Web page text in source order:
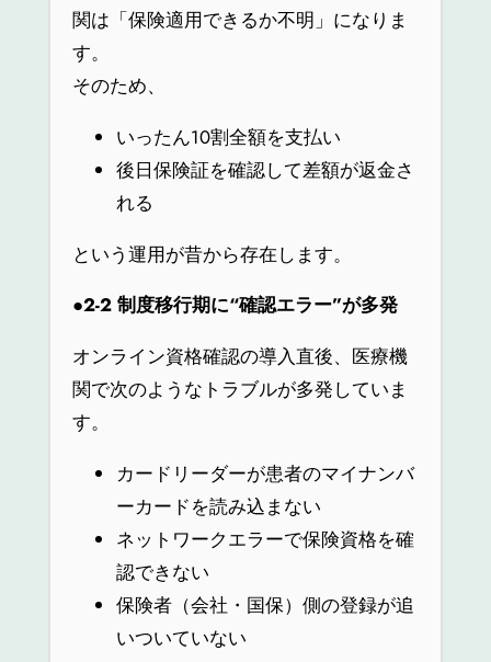
関は「保険適用できるか不明」になりま
す。
そのため、
いったん10割全額を支払い
後日保険証を確認して差額が返金さ
れる
という運用が昔から存在します。
●2-2 制度移行期に“確認エラー”が多発
オンライン資格確認の導入直後、医療機
関で次のようなトラブルが多発していま
す。
カードリーダーが患者のマイナンバ
ーカードを読み込まない
ネットワークエラーで保険資格を確
認できない
保険者（会社・国保）側の登録が追
いついていない